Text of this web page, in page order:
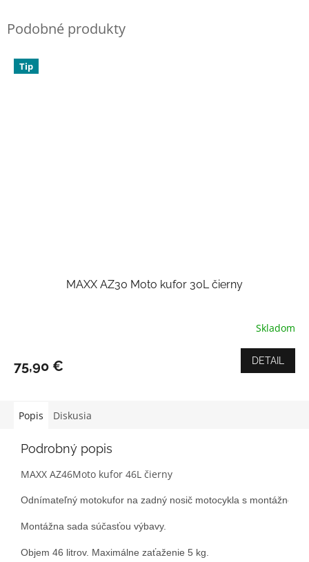
Tip
MAXX AZ30 Moto kufor 30L čierny
je
hviezdičiek.
Skladom
75,90 € DETAIL
Popis Diskusia
Podrobný popis
MAXX AZ46Moto kufor 46L čierny
Odnímateľný motokufor na zadný nosič motocykla s montážnou
Montážna sada súčasťou výbavy.
Objem 46 litrov. Maximálne zaťaženie 5 kg.